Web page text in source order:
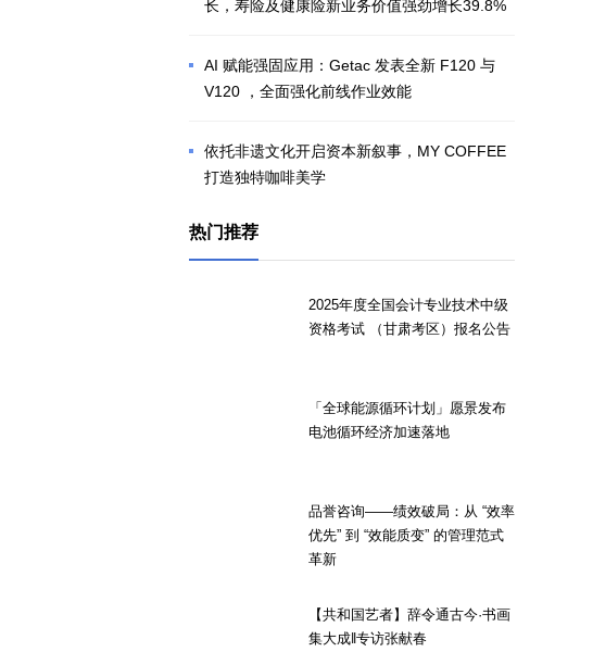
长，寿险及健康险新业务价值强劲增长39.8%
AI 赋能强固应用：Getac 发表全新 F120 与
V120 ，全面强化前线作业效能
依托非遗文化开启资本新叙事，MY COFFEE
打造独特咖啡美学
热门推荐
2025年度全国会计专业技术中级
资格考试 （甘肃考区）报名公告
「全球能源循环计划」愿景发布
电池循环经济加速落地
品誉咨询——绩效破局：从 “效率
优先” 到 “效能质变” 的管理范式
革新
【共和国艺者】辞令通古今·书画
集大成‖专访张献春